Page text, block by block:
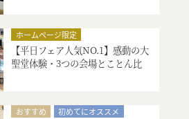
ホームページ限定
シェフ厳選、美食料理の試食
絶品スイーツ試食
大聖堂挙式
会場コーディネート
見積り相談会
【平日フェア人気NO.1】感動の大
聖堂体験・3つの会場とことん比
おすすめ
初めてにオススメ